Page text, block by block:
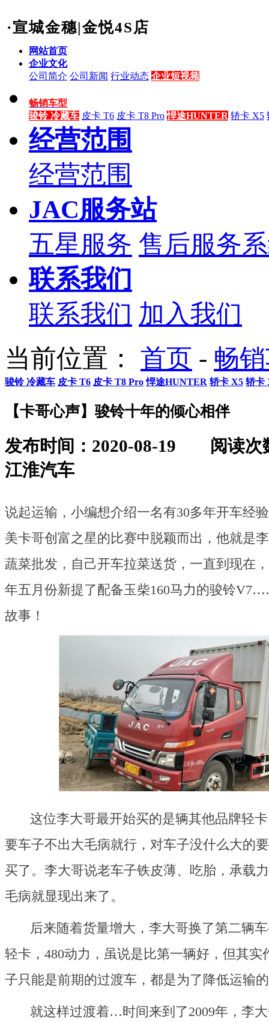
·宣城金穗|金悦4S店
网站首页
企业文化
公司简介 公司新闻 行业动态 企业短视频
畅销车型
骏铃 冷藏车 皮卡 T6 皮卡 T8 Pro 悍途HUNTER 轿卡 X5
经营范围
经营范围
JAC服务站
五星服务 售后服务
联系我们
联系我们 加入我们
当前位置：
首页 - 畅
骏铃 冷藏车 皮卡 T6 皮卡 T8 Pro 悍途HUNTER 轿卡 X5 轿卡
【卡哥心声】骏铃十年的倾心相伴
发布时间：2020-08-19
阅读次
江淮汽车
说起运输，小编想介绍一名有30多年开车经
美卡哥创富之星的比赛中脱颖而出，他就是
蔬菜批发，自己开车拉菜送货，一直到现在
年五月份新提了配备玉柴160马力的骏铃
故事！
这位李大哥最开始买的是辆其他品牌轻卡
要车子不出大毛病就行，对车子没什么大的
买了。李大哥说老车子铁皮薄、吃胎，承载
毛病就显现出来了。
后来随着货量增大，李大哥换了第二辆
轻卡，480动力，虽说是比第一辆好，但其
子只能是前期的过渡车，都是为了降低运输
就这样过渡着…时间来到了2009年，李大